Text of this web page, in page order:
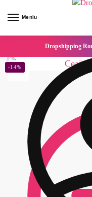
Meniu
Dropshipping
-14%